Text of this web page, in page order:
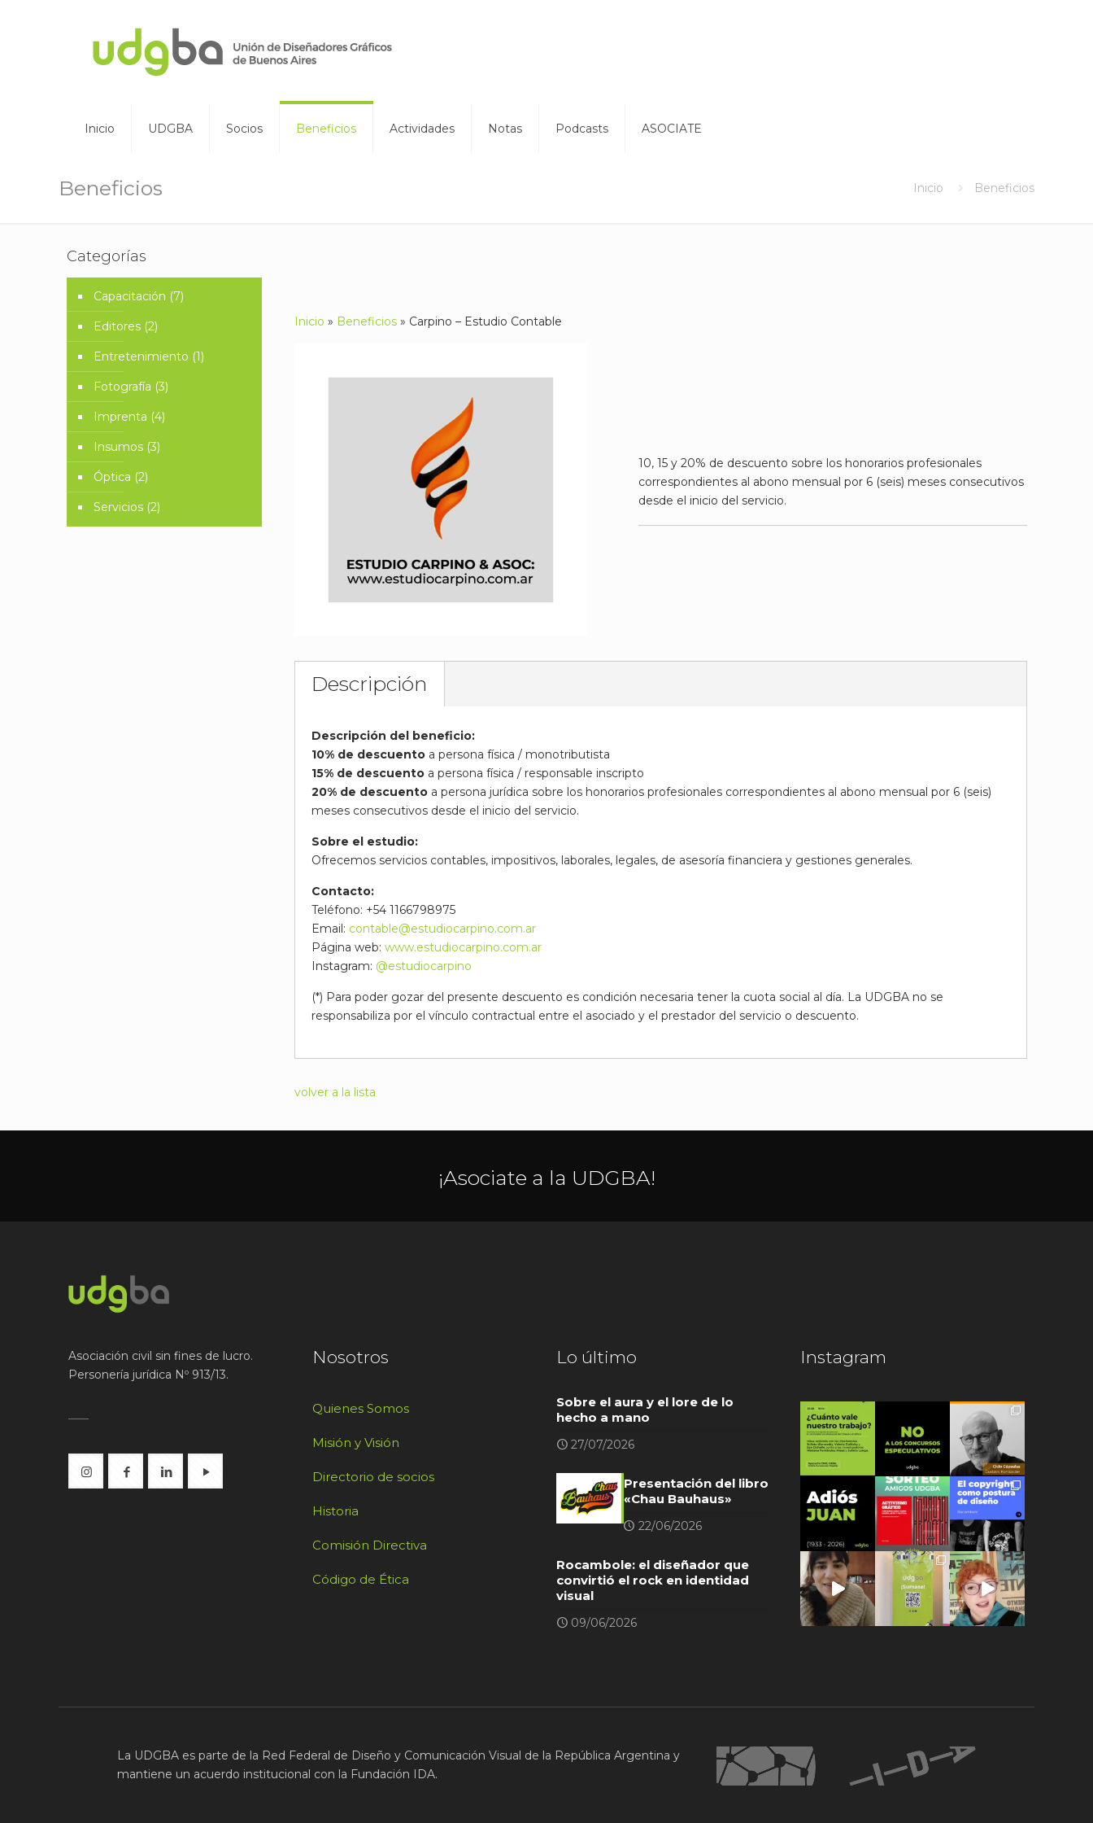
Inicio UDGBA Socios Beneficios Actividades Notas Podcasts ASOCIATE
Beneficios Inicio Beneficios
Inicio » Beneficios» Carpino – Estudio Contable
10, 15 y 20% de descuento sobre los honorarios profesionales
correspondientes al abono mensual por 6 (seis) meses consecutivos
desde el inicio del servicio.
Descripción
Descripción del beneficio:
10% de descuentoa persona física / monotributista
15% de descuentoa persona física / responsable inscripto
20% de descuentoa persona jurídica sobre los honorarios profesionales correspondientes al abono mensual por 6 (seis)
meses consecutivos desde el inicio del servicio.
Sobre el estudio:
Ofrecemos servicios contables, impositivos, laborales, legales, de asesoría financiera y gestiones generales.
Contacto:
Teléfono: +54 1166798975
Email: contable@estudiocarpino.com.ar
Página web: www.estudiocarpino.com.ar
Instagram: @estudiocarpino
(*) Para poder gozar del presente descuento es condición necesaria tener la cuota social al día. La UDGBA no se
responsabiliza por el vínculo contractual entre el asociado y el prestador del servicio o descuento.
volver a la lista
Categorías
Capacitación (7)
Editores (2)
Entretenimiento (1)
Fotografía (3)
Imprenta (4)
Insumos (3)
Óptica (2)
Servicios (2)
¡Asociate a la UDGBA!
Asociación civil sin fines de lucro.
Personería jurídica Nº 913/13.
Nosotros
Quienes Somos
Misión y Visión
Directorio de socios
Historia
Comisión Directiva
Código de Ética
Lo último
Sobre el aura y el lore de lo
hecho a mano
27/07/2026
Presentación del libro
«Chau Bauhaus»
22/06/2026
Rocambole: el diseñador que
convirtió el rock en identidad
visual
09/06/2026
Instagram
La UDGBA es parte de la Red Federal de Diseño y Comunicación Visual de la República Argentina y
mantiene un acuerdo institucional con la Fundación IDA.